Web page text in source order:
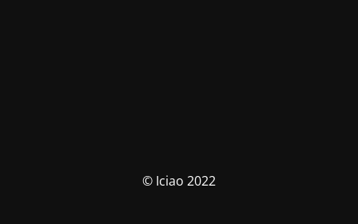
© Iciao 2022